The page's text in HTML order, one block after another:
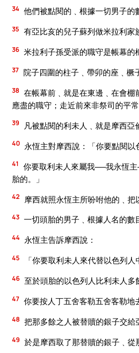
34 他們被點閱的﹑根據一切男子的
35 有亞比亥的兒子蘇列做米拉利家
36 米拉利子孫受派的職守是帳幕的
37 院子四圍的柱子﹑帶卯的座﹑橛
38 在帳幕前﹑就是在東邊﹑在會
應盡的職守；走近前來非祭司的平常
39 凡被點閱的利未人﹑就是摩西亞
40 永恆主對摩西說：「你要點閱以
41
你要取利未人來屬我──我永恆
胎的。」
42 摩西就照永恆主所吩咐他的﹑把
43 一切頭胎的男子﹑根據人名的數
44 永恆主告訴摩西說：
45 「你要取利未人來代替以色列
46 至於頭胎的以色列人比利未人多
47 你要按人丁五舍客勒五舍客勒地
48 把那多餘之人被替贖的銀子交給
49 於是摩西取了那替贖的銀子﹑從